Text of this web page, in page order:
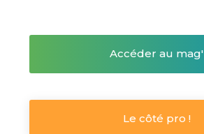
Accéder au mag'
Le côté pro !